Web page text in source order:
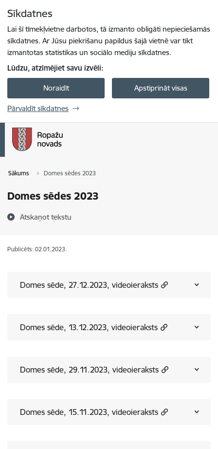
Sīkdatnes
Lai šī tīmekļvietne darbotos, tā izmanto obligāti nepieciešamās
sīkdatnes. Ar Jūsu piekrišanu papildus šajā vietnē var tikt
izmantotas statistikas un sociālo mediju sīkdatnes.
Lūdzu, atzīmējiet savu izvēli:
Noraidīt Apstiprināt visas
Pārvaldīt sīkdatnes
Sākums Domes sēdes 2023
Domes sēdes 2023
Atskaņot tekstu
Publicēts: 02.01.2023.
Domes sēde, 27.12.2023, videoieraksts
Domes sēde, 13.12.2023, videoieraksts
Domes sēde, 29.11.2023, videoieraksts
Domes sēde, 15.11.2023, videoieraksts